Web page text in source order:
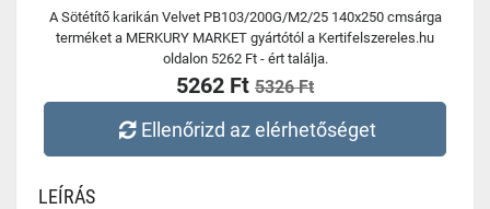
A Sötétítő karikán Velvet PB103/200G/M2/25 140x250 cmsárga
terméket a MERKURY MARKET gyártótól a Kertifelszereles.hu
oldalon 5262 Ft - ért találja.
5262 Ft 5326 Ft
Ellenőrizd az elérhetőséget
LEÍRÁS